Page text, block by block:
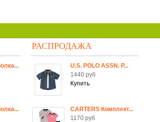
РАСПРОДАЖА
U.S. POLO ASSN. Р...
1440 руб
CARTERS Комплект...
1170 руб